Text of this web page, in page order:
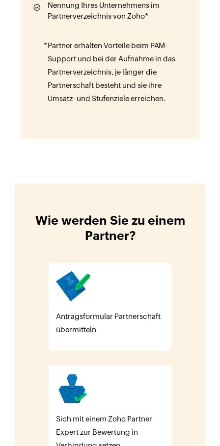
Nennung Ihres Unternehmens im
Partnerverzeichnis von Zoho*
Partner erhalten Vorteile beim PAM-
Support und bei der Aufnahme in das
Partnerverzeichnis, je länger die
Partnerschaft besteht und sie ihre
Umsatz- und Stufenziele erreichen.
Wie werden Sie zu einem
Partner?
Antragsformular Partnerschaft
übermitteln
Sich mit einem Zoho Partner
Expert zur Bewertung in